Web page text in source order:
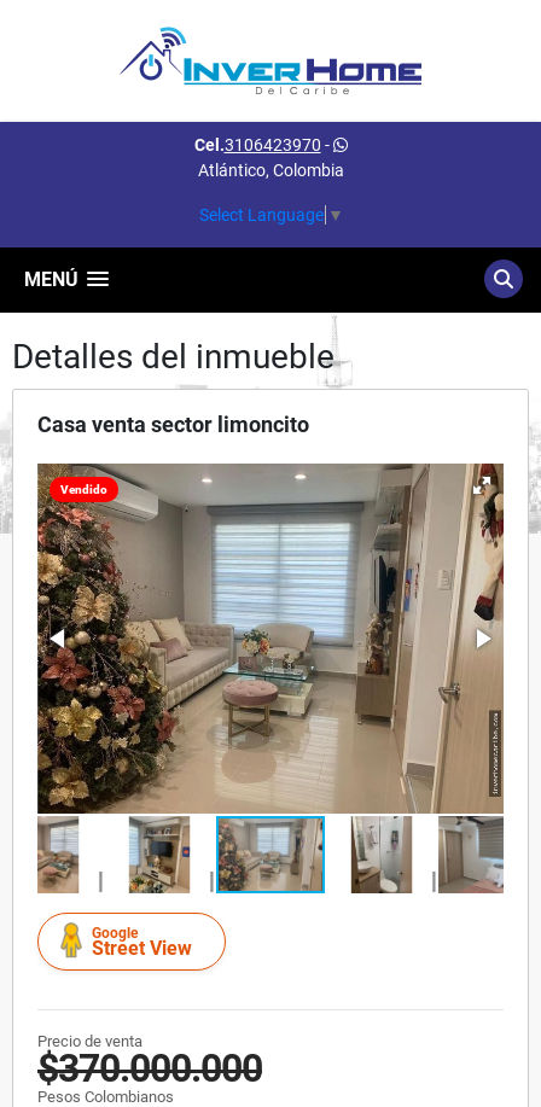
Cel.3106423970 -
Atlántico, Colombia
Select Language ▼
MENÚ
Detalles del inmueble
Casa venta sector limoncito
Vendido
Google
Street View
Precio de venta
$370.000.000
Pesos Colombianos